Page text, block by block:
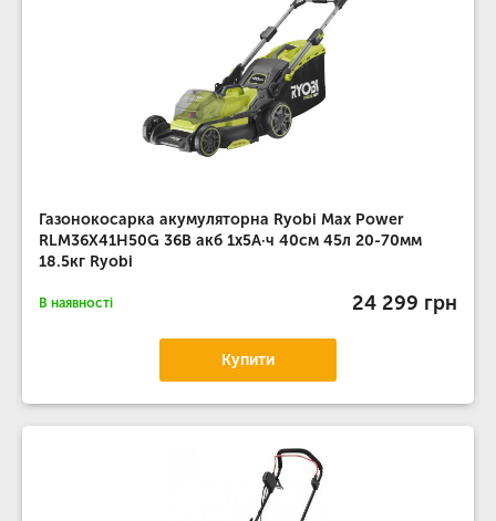
Газонокосарка акумуляторна Ryobi Max Power
RLM36X41H50G 36В акб 1х5А·ч 40см 45л 20-70мм
18.5кг Ryobi
В наявності 24 299 грн
Купити